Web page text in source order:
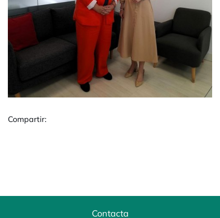
Compartir:
Contacta